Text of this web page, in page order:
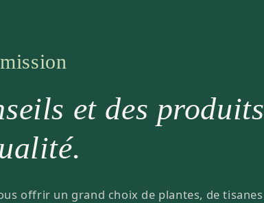
et des produits
offrir un grand choix de plantes, de tisanes